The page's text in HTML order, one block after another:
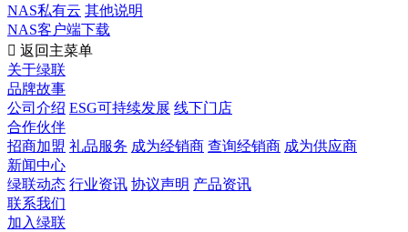
NAS私有云 其他说明
NAS客户端下载
 返回主菜单
关于绿联
品牌故事
公司介绍 ESG可持续发展 线下门店
合作伙伴
招商加盟 礼品服务 成为经销商 查询经销商 成为供应商
新闻中心
绿联动态 行业资讯 协议声明 产品资讯
联系我们
加入绿联